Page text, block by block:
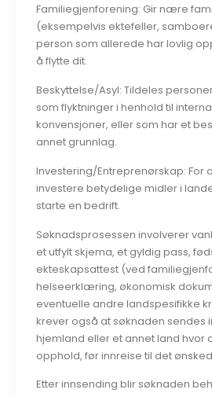
Familiegjenforening: Gir nære
(eksempelvis ektefeller,
person som allerede har lovlig
å flytte dit.
Beskyttelse/Asyl: Tildeles
som flyktninger i henhold til
konvensjoner, eller som har et
annet grunnlag.
Investering/Entreprenørskap: For
investere betydelige midler i
starte en bedrift.
Søknadsprosessen involverer
et utfylt skjema, et gyldig pass,
ekteskapsattest (ved
helseerklæring, økonomisk
eventuelle andre landspesifikke
krever også at søknaden sendes
hjemland eller et annet land hvor
opphold, før innreise til det
Etter innsending blir søknaden